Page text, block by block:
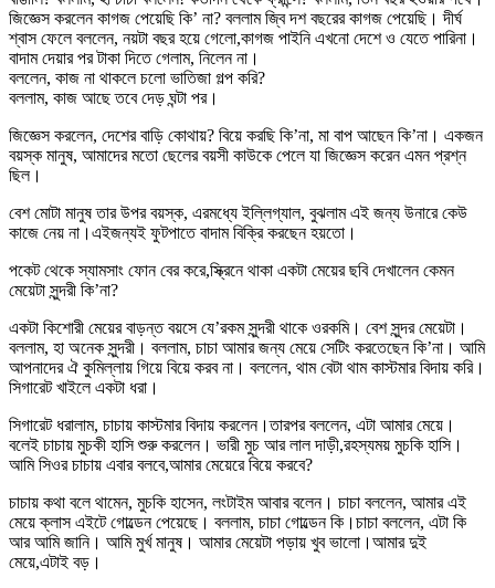
জিজ্ঞেস করলেন কাগজ পেয়েছি কি’ না? বললাম জ্বি দশ বছরের কাগজ পেয়েছি। দীর্ঘ
শ্বাস ফেলে বললেন, নয়টা বছর হয়ে গেলো,কাগজ পাইনি এখনো দেশে ও যেতে পারিনা।
বাদাম দেয়ার পর টাকা দিতে গেলাম, নিলেন না।
বললেন, কাজ না থাকলে চলো ভাতিজা গল্প করি?
বললাম, কাজ আছে তবে দেড় ঘন্টা পর।
জিজ্ঞেস করলেন, দেশের বাড়ি কোথায়? বিয়ে করছি কি’না, মা বাপ আছেন কি’না। একজন
বয়স্ক মানুষ, আমাদের মতো ছেলের বয়সী কাউকে পেলে যা জিজ্ঞেস করেন এমন প্রশ্ন
ছিল।
বেশ মোটা মানুষ তার উপর বয়স্ক, এরমধ্যে ইল্লিগ্যাল, বুঝলাম এই জন্য উনারে কেউ
কাজে নেয় না।এইজন্যই ফুটপাতে বাদাম বিক্রি করছেন হয়তো।
পকেট থেকে স্যামসাং ফোন বের করে,স্ক্রিনে থাকা একটা মেয়ের ছবি দেখালেন কেমন
মেয়েটা সুন্দরী কি’না?
একটা কিশোরী মেয়ের বাড়ন্ত বয়সে যে’রকম সুন্দরী থাকে ওরকমি। বেশ সুন্দর মেয়েটা।
বললাম, হা অনেক সুন্দরী। বললাম, চাচা আমার জন্য মেয়ে সেটিং করতেছেন কি’না। আমি
আপনাদের ঐ কুমিল্লায় গিয়ে বিয়ে করব না। বললেন, থাম বেটা থাম কাস্টমার বিদায় করি।
সিগারেট খাইলে একটা ধরা।
সিগারেট ধরালাম, চাচায় কাস্টমার বিদায় করলেন।তারপর বললেন, এটা আমার মেয়ে।
বলেই চাচায় মুচকী হাসি শুরু করলেন। ভারী মুচ আর লাল দাড়ী,রহস্যময় মুচকি হাসি।
আমি সিওর চাচায় এবার বলবে,আমার মেয়েরে বিয়ে করবে?
চাচায় কথা বলে থামেন, মুচকি হাসেন, লংটাইম আবার বলেন। চাচা বললেন, আমার এই
মেয়ে ক্লাস এইটে গোল্ডেন পেয়েছে। বললাম, চাচা গোল্ডেন কি।চাচা বললেন, এটা কি
আর আমি জানি। আমি মুর্খ মানুষ। আমার মেয়েটা পড়ায় খুব ভালো।আমার দুই
মেয়ে,এটাই বড়।